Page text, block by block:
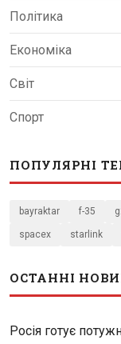
Політика
Економіка
Світ
Спорт
ПОПУЛЯРНІ
bayraktar f-35
spacex starlink
ОСТАННІ
Росія готує